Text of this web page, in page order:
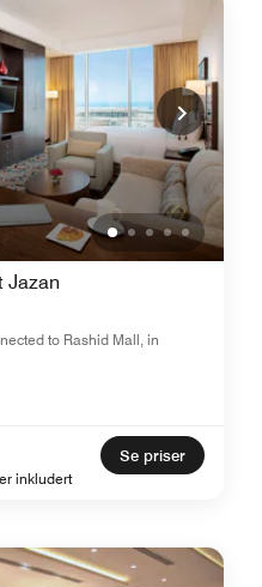
Jazan
to Rashid Mall, in
inkludert
Se priser